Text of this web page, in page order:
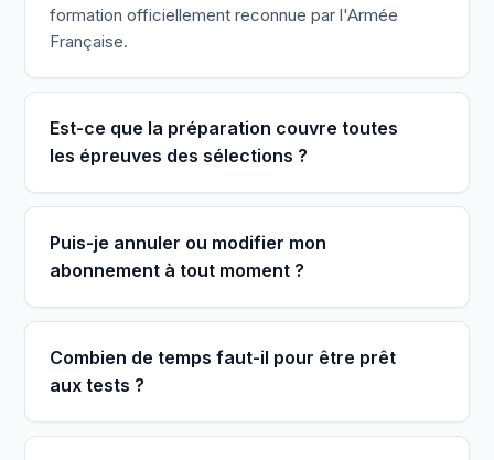
formation officiellement reconnue par l'Armée
Française.
Est-ce que la préparation couvre toutes
les épreuves des sélections ?
Puis-je annuler ou modifier mon
abonnement à tout moment ?
Combien de temps faut-il pour être prêt
aux tests ?